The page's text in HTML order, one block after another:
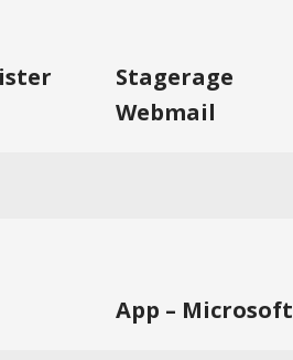
Stagerage
Webmail
App – Microsoft